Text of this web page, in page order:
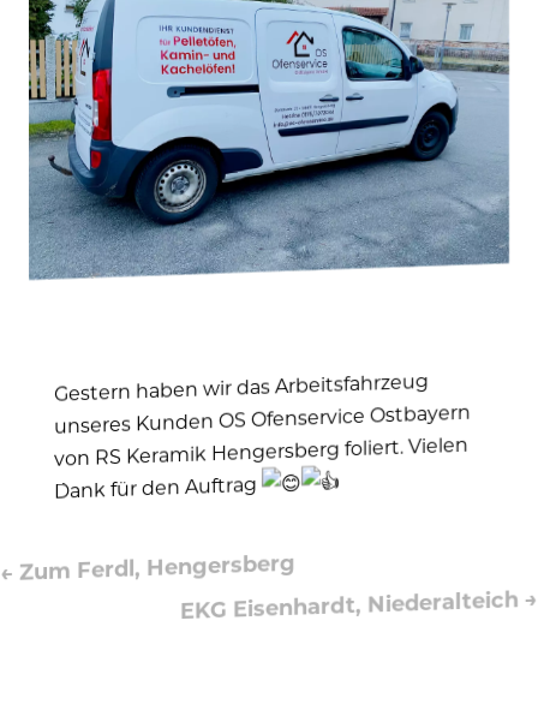
Gestern haben wir das Arbeitsfahrzeug
unseres Kunden OS Ofenservice Ostbayern
von RS Keramik Hengersberg foliert. Vielen
Dank für den Auftrag
←Zum Ferdl, Hengersberg
EKG Eisenhardt, Niederalteich →